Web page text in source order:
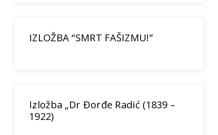
IZLOŽBA “SMRT FAŠIZMU!”
Izložba „Dr Đorđe Radić (1839 –
1922)